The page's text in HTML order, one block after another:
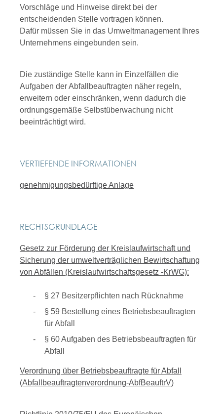
Vorschläge und Hinweise direkt bei der
entscheidenden Stelle vortragen können.
Dafür müssen Sie in das Umweltmanagement Ihres
Unternehmens eingebunden sein.
Die zuständige Stelle kann in Einzelfällen die
Aufgaben der Abfallbeauftragten näher regeln,
erweitern oder einschränken, wenn dadurch die
ordnungsgemäße Selbstüberwachung nicht
beeinträchtigt wird.
VERTIEFENDE INFORMATIONEN
genehmigungsbedürftige Anlage
RECHTSGRUNDLAGE
Gesetz zur Förderung der Kreislaufwirtschaft und
Sicherung der umweltverträglichen Bewirtschaftung
von Abfällen (Kreislaufwirtschaftsgesetz -KrWG):
§ 27 Besitzerpflichten nach Rücknahme
§ 59 Bestellung eines Betriebsbeauftragten
für Abfall
§ 60 Aufgaben des Betriebsbeauftragten für
Abfall
Verordnung über Betriebsbeauftragte für Abfall
(Abfallbeauftragtenverordnung-AbfBeauftrV)